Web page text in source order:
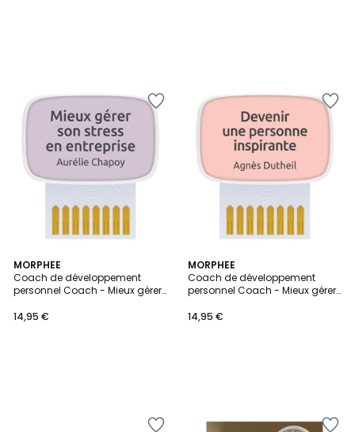
MORPHEE
Coach de développement
personnel Coach - Mieux gérer
14,95 €
MORPHEE
Coach de développement
personnel Coach - Mieux gérer
14,95 €